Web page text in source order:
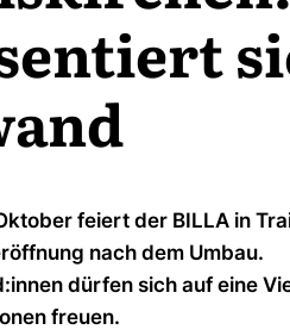
feiert der BILLA in
nach dem Umbau.
dürfen sich auf eine
freuen.